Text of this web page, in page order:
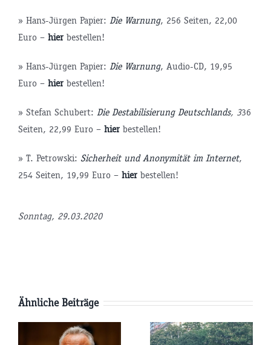
» Hans-Jürgen Papier: Die Warnung, 256 Seiten, 22,00
Euro – hierbestellen!
» Hans-Jürgen Papier: Die Warnung, Audio-CD, 19,95
Euro – hierbestellen!
» Stefan Schubert: Die Destabilisierung Deutschlands, 336
Seiten, 22,99 Euro – hier bestellen!
» T. Petrowski: Sicherheit und Anonymität im Internet,
254 Seiten, 19,99 Euro – hierbestellen!
Sonntag, 29.03.2020
Ähnliche Beiträge
AfD-
Parteitag:
Pläne: